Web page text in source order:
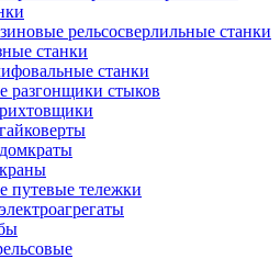
рельсосверлильные станки
станки
станки
разгонщики стыков
путевые тележки